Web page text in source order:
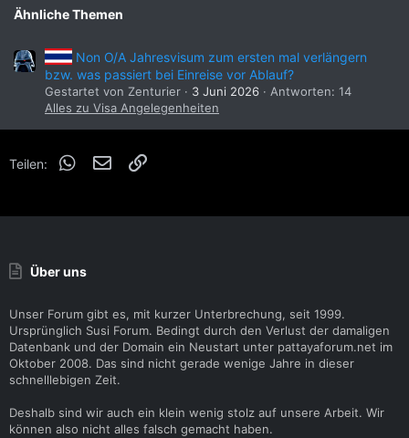
:
Ähnliche Themen
Non O/A Jahresvisum zum ersten mal verlängern
bzw. was passiert bei Einreise vor Ablauf?
Gestartet von Zenturier 3 Juni 2026
Antworten: 14
Alles zu Visa Angelegenheiten
Teilen: WhatsApp
E-Mail
Über uns
Unser Forum gibt es, mit kurzer Unterbrechung, seit 1999.
Ursprünglich Susi Forum. Bedingt durch den Verlust der damaligen
Datenbank und der Domain ein Neustart unter pattayaforum.net im
Oktober 2008. Das sind nicht gerade wenige Jahre in dieser
schnelllebigen Zeit.
Deshalb sind wir auch ein klein wenig stolz auf unsere Arbeit. Wir
können also nicht alles falsch gemacht haben.